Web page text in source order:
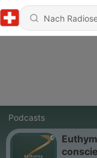
Podcasts